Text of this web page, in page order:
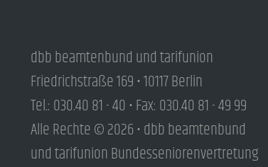
dbb beamtenbund und tarifunion
Friedrichstraße 169 • 10117 Berlin
Tel.: 030.40 81 - 40 • Fax: 030.40 81 - 49 99
Alle Rechte © 2026 • dbb beamtenbund
und tarifunion Bundesseniorenvertretung